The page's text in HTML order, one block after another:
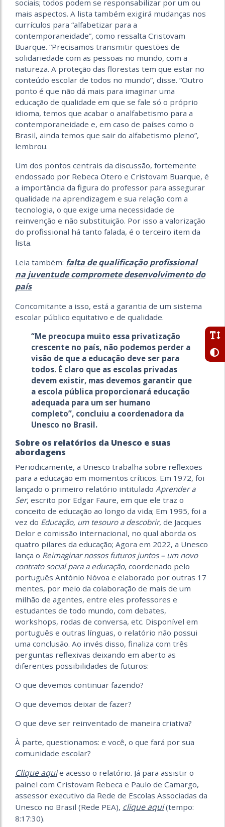
sociais; todos podem se responsabilizar por um ou
mais aspectos. A lista também exigirá mudanças nos
currículos para “alfabetizar para a
contemporaneidade”, como ressalta Cristovam
Buarque. “Precisamos transmitir questões de
solidariedade com as pessoas no mundo, com a
natureza. A proteção das florestas tem que estar no
conteúdo escolar de todos no mundo”, disse. “Outro
ponto é que não dá mais para imaginar uma
educação de qualidade em que se fale só o próprio
idioma, temos que acabar o analfabetismo para a
contemporaneidade e, em caso de países como o
Brasil, ainda temos que sair do alfabetismo pleno”,
lembrou.
Um dos pontos centrais da discussão, fortemente
endossado por Rebeca Otero e Cristovam Buarque, é
a importância da figura do professor para assegurar
qualidade na aprendizagem e sua relação com a
tecnologia, o que exige uma necessidade de
reinvenção e não substituição. Por isso a valorização
do profissional há tanto falada, é o terceiro item da
lista.
Leia também: falta de qualificação profissional
na juventude compromete desenvolvimento do
país
Concomitante a isso, está a garantia de um sistema
escolar público equitativo e de qualidade.
“Me preocupa muito essa privatização
crescente no país, não podemos perder a
visão de que a educação deve ser para
todos. É claro que as escolas privadas
devem existir, mas devemos garantir que
a escola pública proporcionará educação
adequada para um ser humano
completo”, concluiu a coordenadora da
Unesco no Brasil.
Sobre os relatórios da Unesco e suas
abordagens
Periodicamente, a Unesco trabalha sobre reflexões
para a educação em momentos críticos. Em 1972, foi
lançado o primeiro relatório intitulado Aprender a
Ser, escrito por Edgar Faure, em que ele traz o
conceito de educação ao longo da vida; Em 1995, foi a
vez do Educação, um tesouro a descobrir, de Jacques
Delor e comissão internacional, no qual aborda os
quatro pilares da educação; Agora em 2022, a Unesco
lança o Reimaginar nossos futuros juntos – um novo
contrato social para a educação, coordenado pelo
português António Nóvoa e elaborado por outras 17
mentes, por meio da colaboração de mais de um
milhão de agentes, entre eles professores e
estudantes de todo mundo, com debates,
workshops, rodas de conversa, etc. Disponível em
português e outras línguas, o relatório não possui
uma conclusão. Ao invés disso, finaliza com três
perguntas reflexivas deixando em aberto as
diferentes possibilidades de futuros:
O que devemos continuar fazendo?
O que devemos deixar de fazer?
O que deve ser reinventado de maneira criativa?
À parte, questionamos: e você, o que fará por sua
comunidade escolar?
Clique aquie acesso o relatório. Já para assistir o
painel com Cristovam Rebeca e Paulo de Camargo,
assessor executivo da Rede de Escolas Associadas da
Unesco no Brasil (Rede PEA), clique aqui(tempo:
8:17:30).